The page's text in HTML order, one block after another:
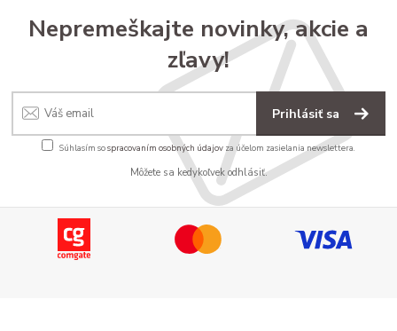
Nepremeškajte novinky, akcie a
zľavy!
Prihlásiť sa
Súhlasím sospracovaním osobných údajov za účelom zasielania newslettera.
Môžete sa kedykoľvek odhlásiť.